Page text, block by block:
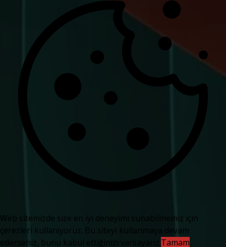
Web sitemizde size en iyi deneyimi sunabilmemiz için
çerezleri kullanıyoruz. Bu siteyi kullanmaya devam
ederseniz, bunu kabul ettiğinizi varsayarız. Tamam